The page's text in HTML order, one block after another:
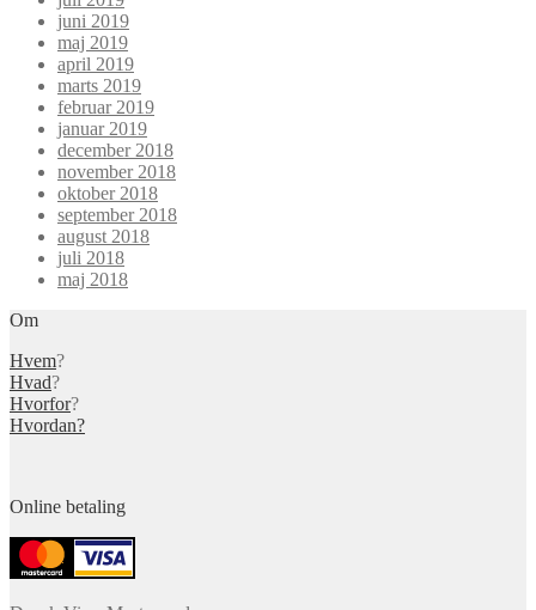
juni 2019
maj 2019
april 2019
marts 2019
februar 2019
januar 2019
december 2018
november 2018
oktober 2018
september 2018
august 2018
juli 2018
maj 2018
Om
Hvem?
Hvad?
Hvorfor?
Hvordan?
Online betaling